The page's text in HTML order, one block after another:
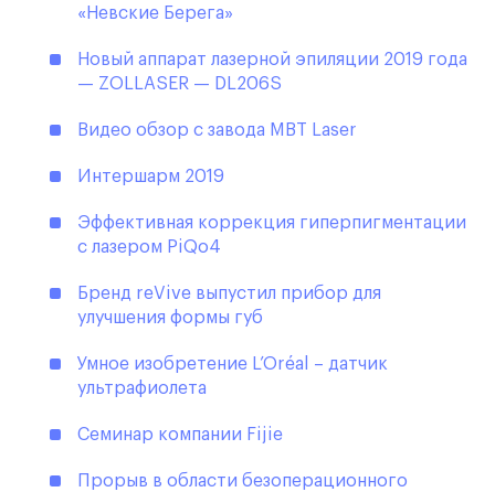
«Невские Берега»
Новый аппарат лазерной эпиляции 2019 года
— ZOLLASER — DL206S
Видео обзор с завода MBT Laser
Интершарм 2019
Эффективная коррекция гиперпигментации
с лазером PiQo4
Бренд reVive выпустил прибор для
улучшения формы губ
Умное изобретение L’Oréal – датчик
ультрафиолета
Семинар компании Fijie
Прорыв в области безоперационного